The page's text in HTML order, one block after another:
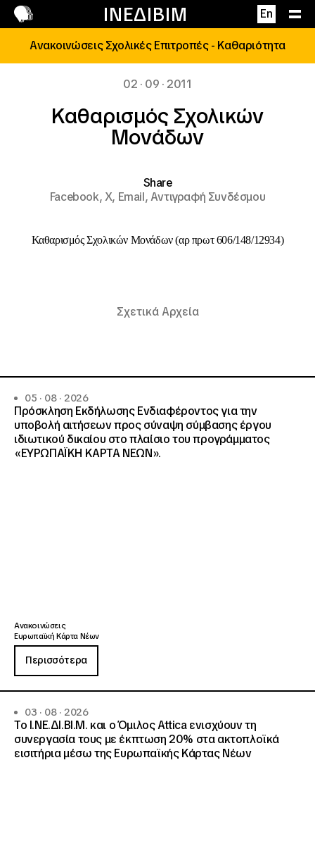
ΙΝΕΔΙΒΙΜ En
Επικοινωνία
Ανακοινώσεις Σχολικές Επιτροπές - Καθαριότητα
02 · 09 · 2011
Καθαρισμός Σχολικών
Μονάδων
Share
Facebook,X, Email,Αντιγραφή Συνδέσμου
Καθαρισμός Σχολικών Μονάδων (αρ πρωτ 606/148/12934)
Σχετικά Αρχεία
05 · 08 · 2026
Πρόσκληση Εκδήλωσης Ενδιαφέροντος για την
υποβολή αιτήσεων προς σύναψη σύμβασης έργου
ιδιωτικού δικαίου στο πλαίσιο του προγράμματος
«ΕΥΡΩΠΑΪΚΗ ΚΑΡΤΑ ΝΕΩΝ».
Ανακοινώσεις
Ευρωπαϊκή Κάρτα Νέων
Περισσότερα
03 · 08 · 2026
Το Ι.ΝΕ.ΔΙ.ΒΙ.Μ. και o Όμιλος Attica ενισχύουν τη
συνεργασία τους με έκπτωση 20% στα ακτοπλοϊκά
εισιτήρια μέσω της Ευρωπαϊκής Κάρτας Νέων